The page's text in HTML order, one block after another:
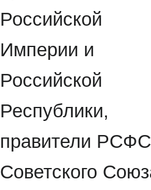
Российской
Империи и
Российской
Республики,
правители
Советского